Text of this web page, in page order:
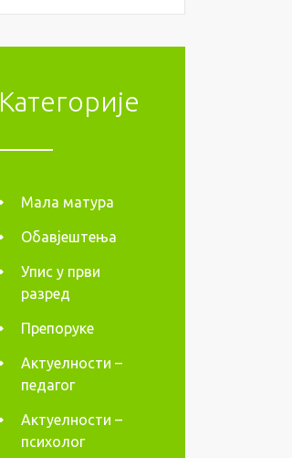
Категорије
Мала матура
Обавјештења
Упис у први
разред
Препоруке
Актуелности –
педагог
Актуелности –
психолог